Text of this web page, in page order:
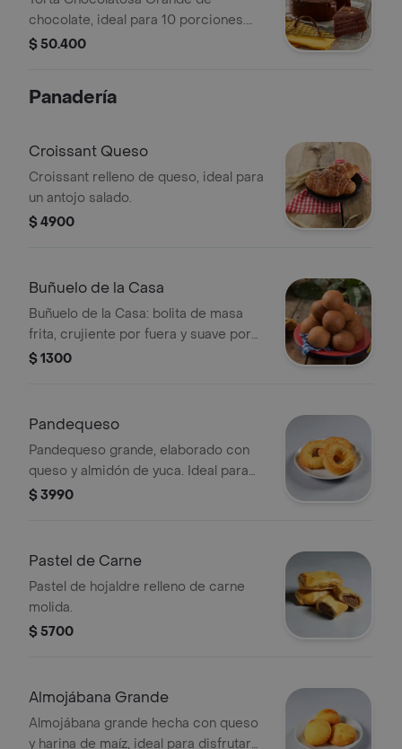
chocolate, ideal para 10 porciones.
Cubierta con ganache y decorada
$ 50.400
Panadería
Croissant Queso
Croissant relleno de queso, ideal para
un antojo salado.
$ 4900
Buñuelo de la Casa
Buñuelo de la Casa: bolita de masa
frita, crujiente por fuera y suave por
dentro.
$ 1300
Pandequeso
Pandequeso grande, elaborado con
queso y almidón de yuca. Ideal para
acompañar tus comidas.
$ 3990
Pastel de Carne
Pastel de hojaldre relleno de carne
molida.
$ 5700
Almojábana Grande
Almojábana grande hecha con queso
y harina de maíz, ideal para disfrutar